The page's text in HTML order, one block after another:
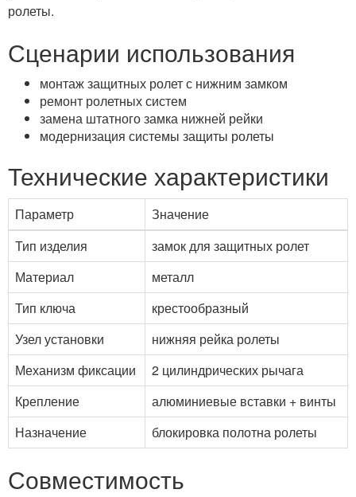
ролеты.
Сценарии использования
монтаж защитных ролет с нижним замком
ремонт ролетных систем
замена штатного замка нижней рейки
модернизация системы защиты ролеты
Технические характеристики
Параметр
Значение
Тип изделия
замок для защитных ролет
Материал
металл
Тип ключа
крестообразный
Узел установки
нижняя рейка ролеты
Механизм фиксации
2 цилиндрических рычага
Крепление
алюминиевые вставки + винты
Назначение
блокировка полотна ролеты
Совместимость